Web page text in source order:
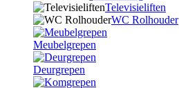
Televisieliften
WC Rolhouder
Meubelgrepen
Deurgrepen